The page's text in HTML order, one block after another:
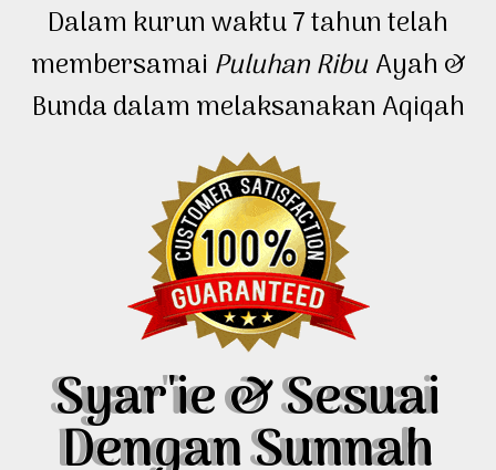
Dalam kurun waktu 7 tahun telah
membersamai Puluhan RibuAyah &
Bunda dalam melaksanakan Aqiqah
Syar'ie & Sesuai
Dengan Sunnah